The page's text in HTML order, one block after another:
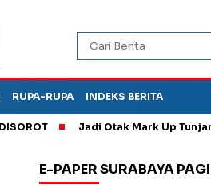
RUPA-RUPA INDEKS BERITA
Jadi Otak Mark Up Tunjangan
E-PAPER SURABAYA PAGI